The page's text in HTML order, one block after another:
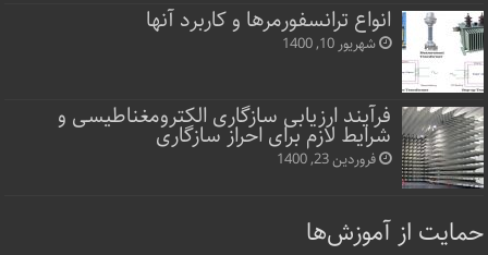
انواع ترانسفورمرها و کاربرد آنها
شهریور 10, 1400
فرآیند ارزیابی سازگاری الکترومغناطیسی و
شرایط لازم برای احراز سازگاری
فروردین 23, 1400
حمایت از آموزش‌ها